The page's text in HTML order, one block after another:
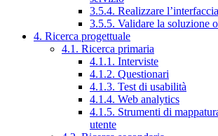
3.5.4. Realizzare
3.5.5. Validare la soluzione
4. Ricerca progettuale
4.1. Ricerca primaria
4.1.1. Interviste
4.1.2. Questionari
4.1.3. Test di usabilità
4.1.4. Web analytics
4.1.5. Strumenti di
utente